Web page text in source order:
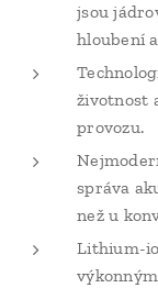
jsou
hloubení
životnost
provozu.
správa
než u
Lithium-